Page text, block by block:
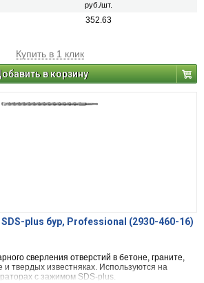
руб./шт.
352.63
Купить в 1 клик
в корзину
SDS-plus бур, Professional (2930-460-16)
сверления отверстий в бетоне, граните,
и твердых известняках. Используются на
с зажимом SDS-plus.